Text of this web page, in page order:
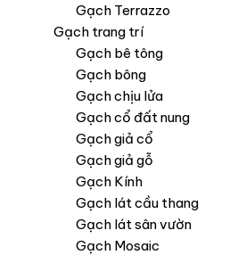
Gạch Terrazzo
Gạch trang trí
Gạch bê tông
Gạch bông
Gạch chịu lửa
Gạch cổ đất nung
Gạch giả cổ
Gạch giả gỗ
Gạch Kính
Gạch lát cầu thang
Gạch lát sân vườn
Gạch Mosaic